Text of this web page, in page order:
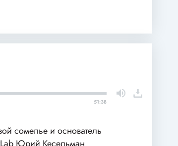
51:38
сомелье и основатель
Юрий Кесельман